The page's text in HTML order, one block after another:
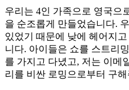
우리는 4인 가족으로 영국으
을 순조롭게 만들었습니다.
있었기 때문에 낮에 헤어지
니다. 아이들은 쇼를 스트리
를 가지고 다녔고, 저는 이메
리를 비싼 로밍으로부터 구